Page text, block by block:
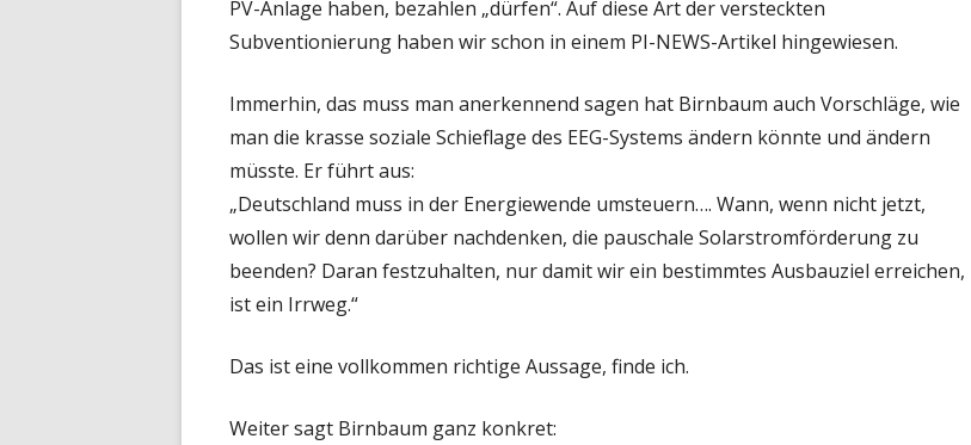
PV-Anlage haben, bezahlen „dürfen“. Auf diese Art der versteckten
Subventionierung haben wir schon in einem PI-NEWS-Artikel hingewiesen.
Immerhin, das muss man anerkennend sagen hat Birnbaum auch Vorschläge, wie
man die krasse soziale Schieflage des EEG-Systems ändern könnte und ändern
müsste. Er führt aus:
„Deutschland muss in der Energiewende umsteuern…. Wann, wenn nicht jetzt,
wollen wir denn darüber nachdenken, die pauschale Solarstromförderung zu
beenden? Daran festzuhalten, nur damit wir ein bestimmtes Ausbauziel erreichen,
ist ein Irrweg.“
Das ist eine vollkommen richtige Aussage, finde ich.
Weiter sagt Birnbaum ganz konkret: